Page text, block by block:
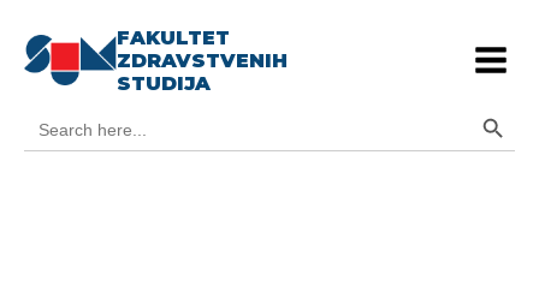
FAKULTET
ZDRAVSTVENIH
STUDIJA
for: